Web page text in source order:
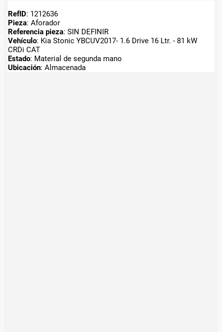
RefID: 1212636
Pieza: Aforador
Referencia pieza: SIN DEFINIR
Vehículo: Kia Stonic YBCUV2017- 1.6 Drive 16 Ltr. - 81 kW
CRDi CAT
Estado: Material de segunda mano
Ubicación: Almacenada